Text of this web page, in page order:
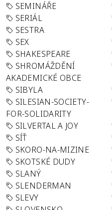
SEMINÁŘE
SERIÁL
SESTRA
SEX
SHAKESPEARE
SHROMÁŽDĚNÍ
AKADEMICKÉ OBCE
SIBYLA
SILESIAN-SOCIETY-
FOR-SOLIDARITY
SILVERTAL A JOY
SÍŤ
SKORO-NA-MIZINE
SKOTSKÉ DUDY
SLANÝ
SLENDERMAN
SLEVY